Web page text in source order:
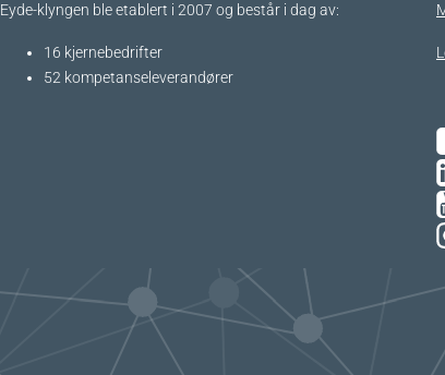
Eyde-klyngen ble etablert i 2007 og består i dag av:
16 kjernebedrifter​
52 kompetanseleverandører